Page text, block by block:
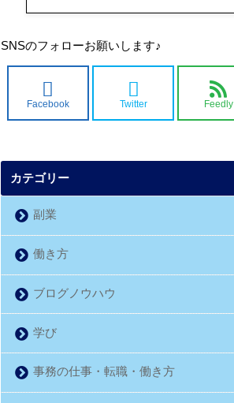
SNSのフォローお願いします♪
Facebook Twitter Feedly
カテゴリー
副業
働き方
ブログノウハウ
学び
事務の仕事・転職・働き方